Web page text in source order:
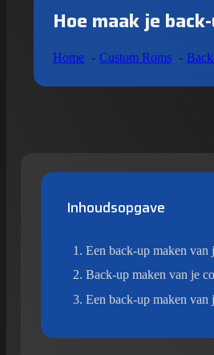
Hoe maak je
Home Custom Roms
Inhoudsopgave
Een back-up maken van
Back-up maken van je
Een back-up maken van